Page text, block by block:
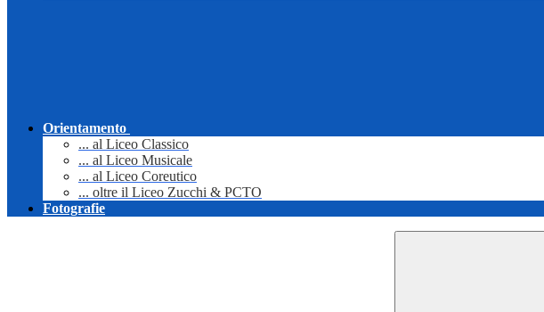
Orientamento
... al Liceo Classico
... al Liceo Musicale
... al Liceo Coreutico
... oltre il Liceo Zucchi & PCTO
Fotografie